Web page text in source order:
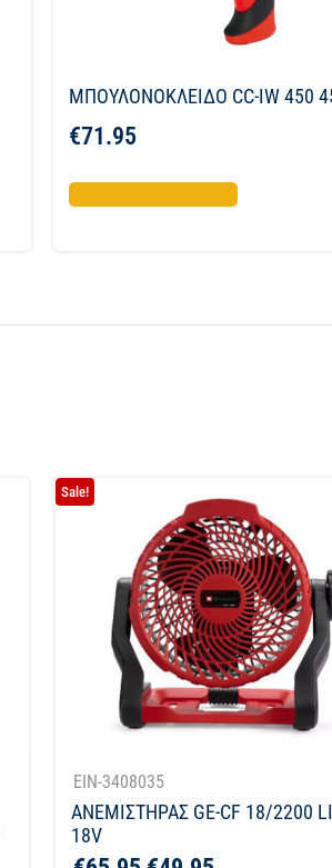
ΜΠΟΥΛΟΝΟΚΛΕΙΔΟ CC-IW 450
€71.95
Sale!
EIN-3408035
ΑΝΕΜΙΣΤΗΡΑΣ GE-CF 18/2200
18V